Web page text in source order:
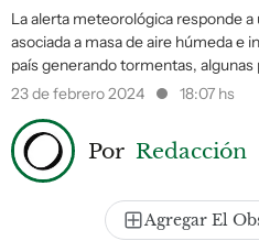
La alerta meteorológica responde
asociada a masa de aire húmeda e
país generando tormentas,
23 de febrero 2024
18:07 hs
Por Redacción
Agregar El